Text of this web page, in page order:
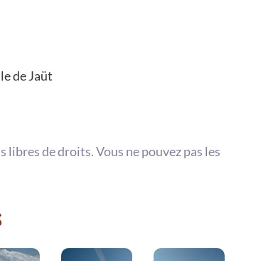
de Jaüt
de droits. Vous ne pouvez pas les